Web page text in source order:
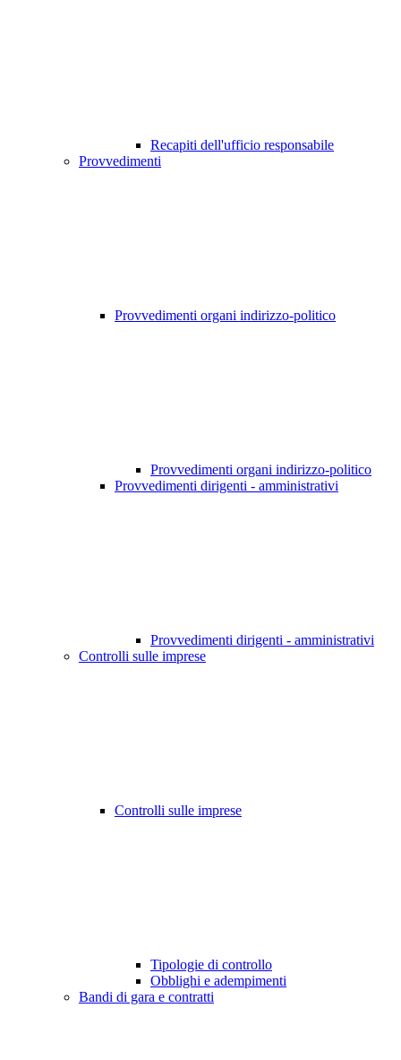
Recapiti dell'ufficio responsabile
Provvedimenti
Provvedimenti organi indirizzo-politico
Provvedimenti organi indirizzo-politico
Provvedimenti dirigenti - amministrativi
Provvedimenti dirigenti - amministrativi
Controlli sulle imprese
Controlli sulle imprese
Tipologie di controllo
Obblighi e adempimenti
Bandi di gara e contratti